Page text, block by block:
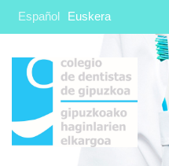
Español Euskera